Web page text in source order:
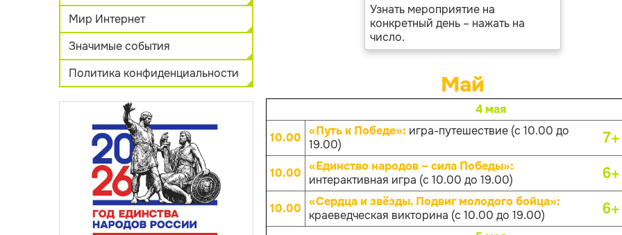
Мир Интернет
Значимые события
Политика конфиденциальности
Узнать мероприятие на
конкретный день – нажать на
число.
Май
4 мая
10.00 «Путь к Победе»: игра-путешествие (с 10.00 до
19.00)
7+
10.00 «Единство народов – сила Победы»:
интерактивная игра (с 10.00 до 19.00)
6+
10.00 «Сердца и звёзды. Подвиг молодого бойца»:
краеведческая викторина (с 10.00 до 19.00)
6+